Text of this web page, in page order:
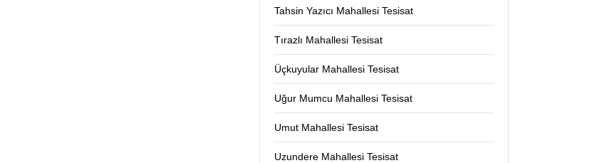
Tahsin Yazıcı Mahallesi Tesisat
Tırazlı Mahallesi Tesisat
Üçkuyular Mahallesi Tesisat
Uğur Mumcu Mahallesi Tesisat
Umut Mahallesi Tesisat
Uzundere Mahallesi Tesisat